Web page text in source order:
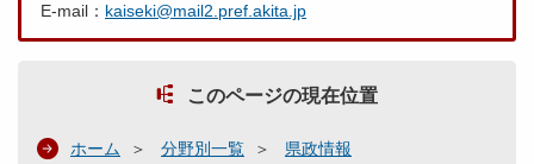
E-mail： kaiseki@mail2.pref.akita.jp
このページの現在位置
ホーム 分野別一覧
県政情報